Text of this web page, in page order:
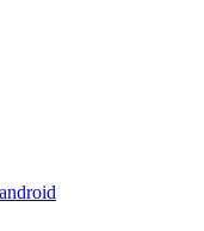
android